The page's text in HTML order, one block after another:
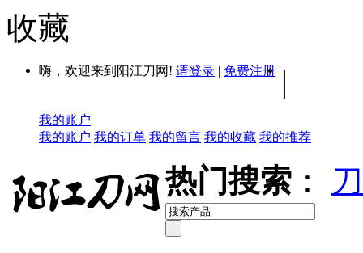
收藏
嗨，欢迎来到阳江刀网! 请登录 | 免费注册 | |
我的账户
我的账户 我的订单 我的留言 我的收藏 我的推荐
热门搜索 ：